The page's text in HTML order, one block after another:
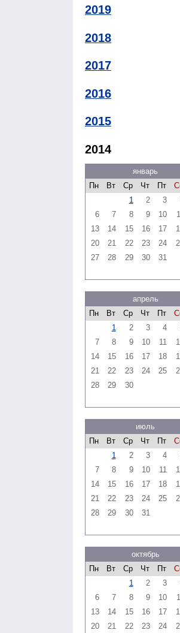
2019
2018
2017
2016
2015
2014
январь
Пн
Вт Ср Чт Пт
1
2 3
6
7 8 9 10
13
14 15 16 17
20
21 22 23 24
27
28 29 30 31
апрель
Пн
Вт Ср Чт Пт
1
2 3 4
7
8 9 10 11
14
15 16 17 18
21
22 23 24 25
28
29 30
июль
Пн
Вт Ср Чт Пт
1
2 3 4
7
8 9 10 11
14
15 16 17 18
21
22 23 24 25
28
29 30 31
октябрь
Пн
Вт Ср Чт Пт
1
2 3
6
7 8 9 10
13
14 15 16 17
20
21 22 23 24